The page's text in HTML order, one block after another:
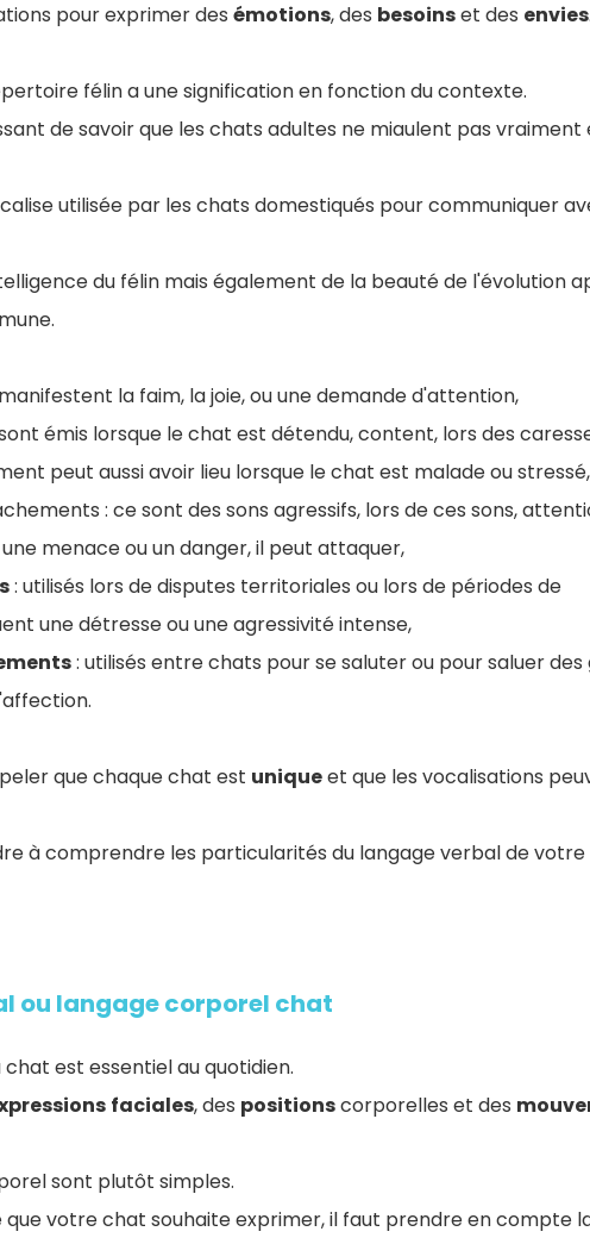
pour exprimer des émotions, des besoinset des envies.
félin a une signification en fonction du contexte.
de savoir que les chats adultes ne miaulent pas
utilisée par les chats domestiqués pour communiquer
du félin mais également de la beauté de l'évolution
la faim, la joie, ou une demande d'attention,
émis lorsque le chat est détendu, content, lors des
peut aussi avoir lieu lorsque le chat est malade ou stressé,
: ce sont des sons agressifs, lors de ces sons,
menace ou un danger, il peut attaquer,
: utilisés lors de disputes territoriales ou lors de périodes de
une détresse ou une agressivité intense,
: utilisés entre chats pour se saluter ou pour saluer des
que chaque chat est uniqueet que les vocalisations
à comprendre les particularités du langage verbal de votre
ou langage corporel chat
est essentiel au quotidien.
faciales, des positionscorporelles et des
sont plutôt simples.
votre chat souhaite exprimer, il faut prendre en compte